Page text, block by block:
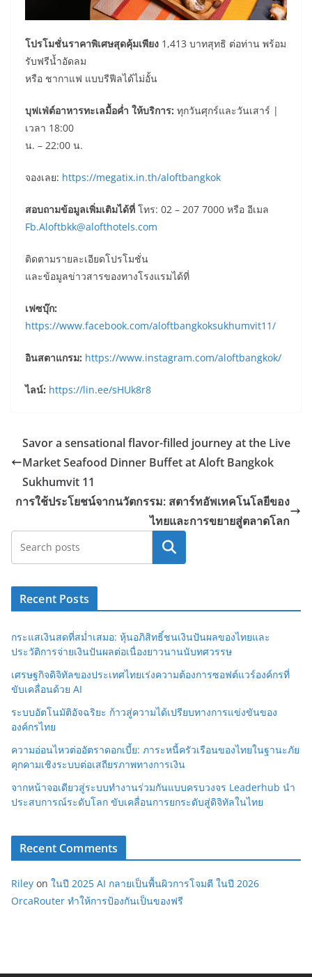
โปรโมชั่นราคาพิเศษสุดคุ้มเพียง 1,413 บาทสุทธิ ต่อท่าน พร้อม
รับฟรีน้ำอัดลม
หรือ ชากาแฟ แบบรีฟีลได้ไม่อั้น
บุฟเฟ่ต์อาหารทะเลมื้อค่ำ ให้บริการ: ทุกวันศุกร์และวันเสาร์ |
เวลา 18:00
น. – 22:00 น.
จองเลย: https://megatix.in.th/aloftbangkok
สอบถามข้อมูลเพิ่มเติมได้ที่ โทร: 02 – 207 7000 หรือ อีเมล
Fb.Aloftbkk@alofthotels.com
ติดตามรายละเอียดโปรโมชั่น
และข้อมูลข่าวสารของทางโรงแรมได้ที่
เฟซบุ๊ก:
https://www.facebook.com/aloftbangkoksukhumvit11/
อินสตาแกรม: https://www.instagram.com/aloftbangkok/
ไลน์: https://lin.ee/sHUk8r8
Savor a sensational flavor-filled journey at the Live
Market Seafood Dinner Buffet at Aloft Bangkok
Sukhumvit 11
การใช้ประโยชน์จากนวัตกรรม: สตาร์ทอัพเทคโนโลยีของ
ไทยและการขยายสู่ตลาดโลก
Search
Recent Posts
กระแสเงินสดที่สม่ำเสมอ: หุ้นอภิสิทธิ์ชนเงินปันผลของไทยและ
ประวัติการจ่ายเงินปันผลต่อเนื่องยาวนานนับทศวรรษ
เศรษฐกิจดิจิทัลของประเทศไทยเร่งความต้องการซอฟต์แวร์องค์กรที่
ขับเคลื่อนด้วย AI
ระบบอัตโนมัติอัจฉริยะ ก้าวสู่ความได้เปรียบทางการแข่งขันของ
องค์กรไทย
ความอ่อนไหวต่ออัตราดอกเบี้ย: ภาระหนี้ครัวเรือนของไทยในฐานะภัย
คุกคามเชิงระบบต่อเสถียรภาพทางการเงิน
จากหน้าจอเดียวสู่ระบบทำงานร่วมกันแบบครบวงจร Leaderhub นำ
ประสบการณ์ระดับโลก ขับเคลื่อนการยกระดับสู่ดิจิทัลในไทย
Recent Comments
Riley on ในปี 2025 AI กลายเป็นพื้นผิวการโจมตี ในปี 2026
OrcaRouter ทำให้การป้องกันเป็นของฟรี